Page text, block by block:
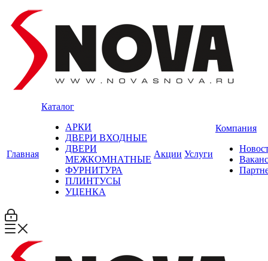
Главная
Каталог
АРКИ
ДВЕРИ ВХОДНЫЕ
ДВЕРИ
МЕЖКОМНАТНЫЕ
ФУРНИТУРА
ПЛИНТУСЫ
УЦЕНКА
Акции Услуги
Компания